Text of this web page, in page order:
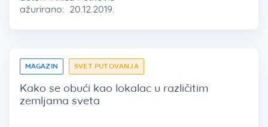
ažurirano: 20.12.2019.
MAGAZIN SVET PUTOVANJA
Kako se obući kao lokalac u različitim
zemljama sveta